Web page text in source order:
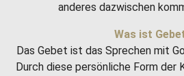
anderes dazwischen
Was ist
Das Gebet ist das Sprechen mit
Durch diese persönliche Form der